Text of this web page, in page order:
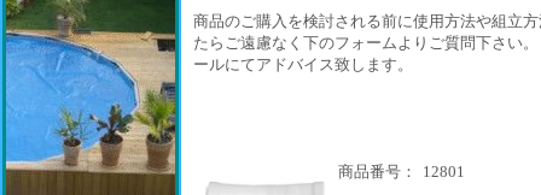
商品のご購入を検討される前に使用方法や組立
たらご遠慮なく下のフォームよりご質問下さい
ールにてアドバイス致します。
商品番号： 12801